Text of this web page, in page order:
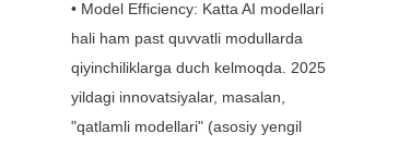
• Model Efficiency: Katta AI modellari
hali ham past quvvatli modullarda
qiyinchiliklarga duch kelmoqda. 2025
yildagi innovatsiyalar, masalan,
"qatlamli modellari" (asosiy yengil